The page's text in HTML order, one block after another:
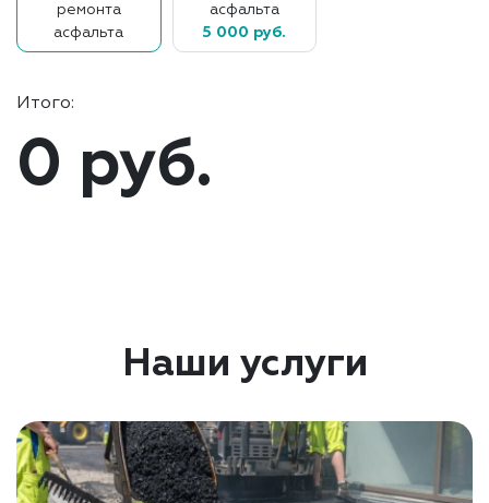
ремонта
асфальта
асфальта
5 000 руб.
Итого:
0 руб.
Наши услуги